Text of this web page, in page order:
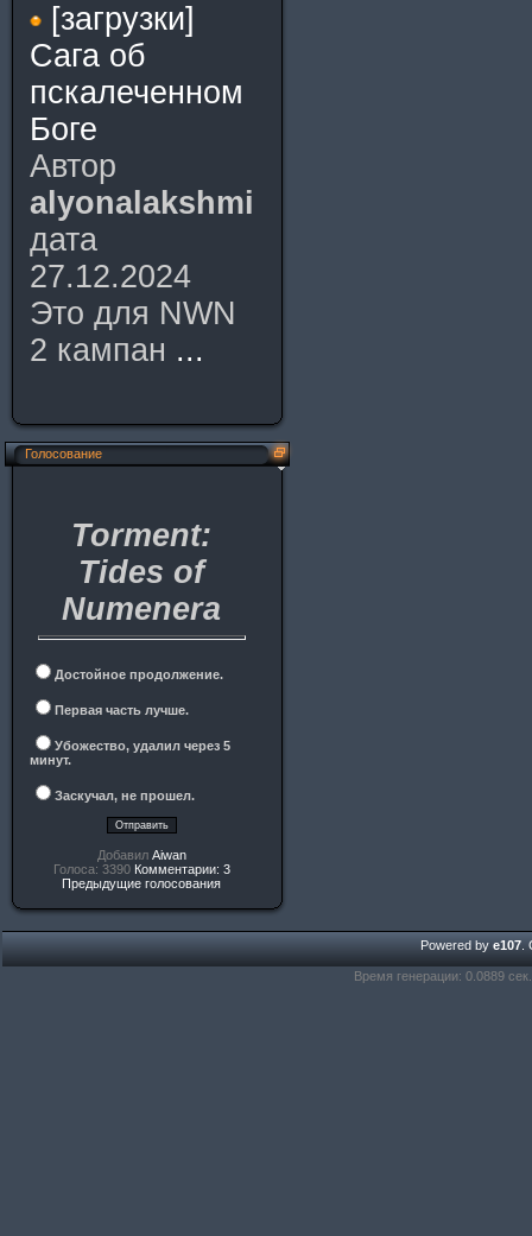
[загрузки]
Сага об
пскалеченном
Боге
Автор
alyonalakshmi
дата
27.12.2024
Это для NWN
2 кампан ...
Голосование
Torment:
Tides of
Numenera
Достойное продолжение.
Первая часть лучше.
Убожество, удалил через 5
минут.
Заскучал, не прошел.
Добавил Aiwan
Голоса: 3390 Комментарии: 3
Предыдущие голосования
Powered by e107
Время генерации: 0.0889